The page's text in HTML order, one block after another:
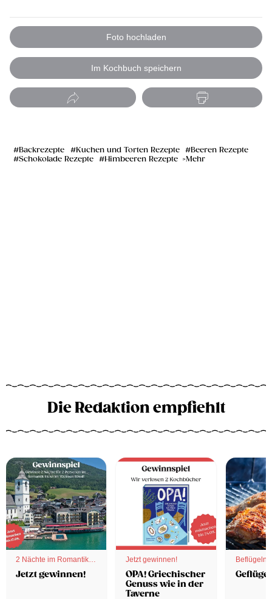
Foto hochladen
Im Kochbuch speichern
Backrezepte Kuchen und Torten Rezepte
Beeren Rezepte
Schokolade Rezepte
Himbeeren Rezepte Mehr
Die Redaktion empfiehlt
2 Nächte im Romantik
Hotel
Jetzt gewinnen!
Jetzt gewinnen!
OPA! Griechischer
Genuss wie in der
Taverne